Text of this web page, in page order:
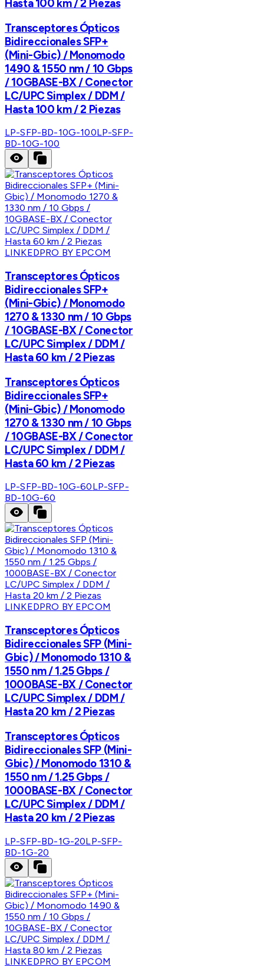
Hasta 100 km / 2 Piezas
Transceptores Ópticos
Bidireccionales SFP+
(Mini-Gbic) / Monomodo
1490 & 1550 nm / 10 Gbps
/ 10GBASE-BX / Conector
LC/UPC Simplex / DDM /
Hasta 100 km / 2 Piezas
LP-SFP-BD-10G-100LP-SFP-
BD-10G-100
LINKEDPRO BY EPCOM
Transceptores Ópticos
Bidireccionales SFP+
(Mini-Gbic) / Monomodo
1270 & 1330 nm / 10 Gbps
/ 10GBASE-BX / Conector
LC/UPC Simplex / DDM /
Hasta 60 km / 2 Piezas
Transceptores Ópticos
Bidireccionales SFP+
(Mini-Gbic) / Monomodo
1270 & 1330 nm / 10 Gbps
/ 10GBASE-BX / Conector
LC/UPC Simplex / DDM /
Hasta 60 km / 2 Piezas
LP-SFP-BD-10G-60LP-SFP-
BD-10G-60
LINKEDPRO BY EPCOM
Transceptores Ópticos
Bidireccionales SFP (Mini-
Gbic) / Monomodo 1310 &
1550 nm / 1.25 Gbps /
1000BASE-BX / Conector
LC/UPC Simplex / DDM /
Hasta 20 km / 2 Piezas
Transceptores Ópticos
Bidireccionales SFP (Mini-
Gbic) / Monomodo 1310 &
1550 nm / 1.25 Gbps /
1000BASE-BX / Conector
LC/UPC Simplex / DDM /
Hasta 20 km / 2 Piezas
LP-SFP-BD-1G-20LP-SFP-
BD-1G-20
LINKEDPRO BY EPCOM